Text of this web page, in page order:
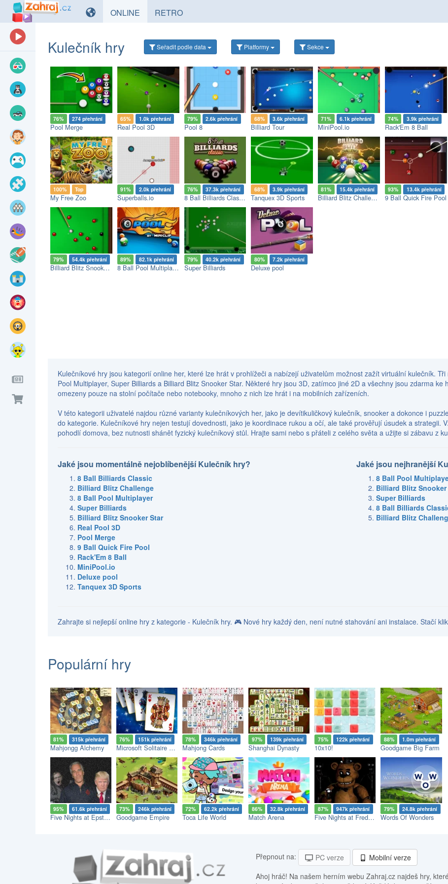
ONLINE HRYRETROHRY
Kulečník hry Seřaditpodle data Platformy Sekce
76% 274 přehrání
Pool Merge
65% 1.0k přehrání
Real Pool 3D
79% 2.6k přehrání
Pool 8
68% 3.6k přehrání
Billiard Tour
71% 6.1k přehrání
MiniPool.io
74% 3.9k přehrání
Rack'Em 8 Ball
Top
100% Top
My Free Zoo
91% 2.0k přehrání
Superballs.io
76% 37.3k přehrání
8 Ball Billiards Classic
68% 3.9k přehrání
Tanquex 3D Sports
81% 15.4k přehrání
Billiard Blitz Challenge
93% 13.4k přehrání
9 Ball Quick Fire Pool
79% 54.4k přehrání
Billiard Blitz Snooker Star
89% 82.1k přehrání
8 Ball Pool Multiplayer
79% 40.2k přehrání
Super Billiards
80% 7.2k přehrání
Deluxe pool
Kulečníkové hry jsou kategorií online her, které lze hrát v prohlížeči a nabízejí uživatelům možnost zažít virtuální kulečník.
Pool Multiplayer, Super Billiards a Billiard Blitz Snooker Star. Některé hry jsou 3D, zatímco jiné 2D a všechny jsou zdarma
omezeny pouze na stolní počítače nebo notebooky, mnoho z nich lze hrát i na mobilních zařízeních.
V této kategorii uživatelé najdou různé varianty kulečníkových her, jako je devítikuličkový kulečník, snooker a dokonce i
do kategorie. Kulečníkové hry nejen testují dovednosti, jako je koordinace rukou a očí, ale také prověřují úsudek a strategii.
pohodlí domova, bez nutnosti shánět fyzický kulečníkový stůl. Hrajte sami nebo s přáteli z celého světa a užijte si zábavu z
Jaké jsou momentálně nejoblíbenější Kulečník hry?
8 Ball Billiards Classic
Billiard Blitz Challenge
8 Ball Pool Multiplayer
Super Billiards
Billiard Blitz Snooker Star
Real Pool 3D
Pool Merge
9 Ball Quick Fire Pool
Rack'Em 8 Ball
MiniPool.io
Deluxe pool
Tanquex 3D Sports
Jaké jsou nejhranější
8 Ball Pool
Billiard Blitz Snooker
Super Billiards
8 Ball Billiards
Billiard Blitz
Zahrajte si nejlepší online hry z kategorie - Kulečník hry. 🎮 Nové hry každý den, není nutné stahování ani instalace. Stačí
Populární hry
81% 315k přehrání
Mahjongg Alchemy
76% 151k přehrání
Microsoft Solitaire Collection
78% 346k přehrání
Mahjong Cards
97% 139k přehrání
Shanghai Dynasty
75% 122k přehrání
10x10!
88% 1.0m přehrání
Goodgame Big Farm
95% 61.6k přehrání
Five Nights at Epstein’s
73% 246k přehrání
Goodgame Empire
72% 62.2k přehrání
Toca Life World
86% 32.8k přehrání
Match Arena
87% 947k přehrání
Five Nights at Freddy's
79% 24.8k přehrání
Words Of Wonders
Přepnout na: PC verze
Mobilní verze
Ahoj hráč! Na našem herním webu Zahraj.cz najdeš hry,